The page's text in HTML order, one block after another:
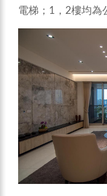
電梯；1，2樓均為